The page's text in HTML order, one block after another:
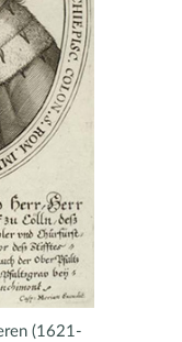
(1621-